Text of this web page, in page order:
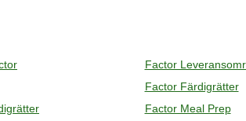
Factor
Factor Färdigrätter
Factor Meal Prep